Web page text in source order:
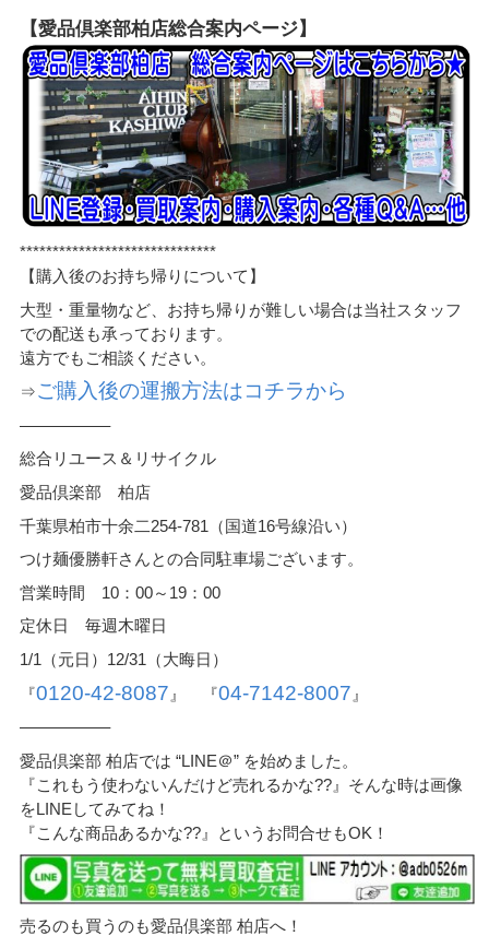
【愛品倶楽部柏店総合案内ページ】
******************************
【購入後のお持ち帰りについて】
大型・重量物など、お持ち帰りが難しい場合は当社スタッフ
での配送も承っております。
遠方でもご相談ください。
⇒ご購入後の運搬方法はコチラから
—————–
総合リユース＆リサイクル
愛品倶楽部 柏店
千葉県柏市十余二254-781（国道16号線沿い）
つけ麺優勝軒さんとの合同駐車場ございます。
営業時間 10：00～19：00
定休日 毎週木曜日
1/1（元日）12/31（大晦日）
『0120-42-8087 』 『04-7142-8007 』
—————–
愛品倶楽部 柏店では “LINE＠” を始めました。
『これもう使わないんだけど売れるかな??』そんな時は画像
をLINEしてみてね！
『こんな商品あるかな??』というお問合せもOK！
売るのも買うのも愛品倶楽部 柏店へ！